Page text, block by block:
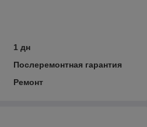
1 дн
Послеремонтная гарантия
Ремонт